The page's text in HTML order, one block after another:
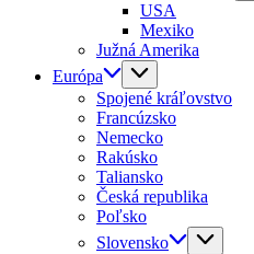
USA
Mexiko
Južná Amerika
Európa
Spojené kráľovstvo
Francúzsko
Nemecko
Rakúsko
Taliansko
Česká republika
Poľsko
Slovensko